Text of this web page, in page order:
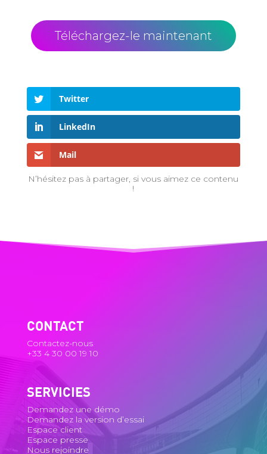
Téléchargez-le maintenant
Twitter
LinkedIn
Mail
N’hésitez pas à partager, si vous aimez ce contenu
!
CONTACT
Contactez-nous
+33 4 30 00 19 10
SERVICIES
Demandez une démo
Demandez la version d’essai
Espace client
Espace presse
Nous rejoindre